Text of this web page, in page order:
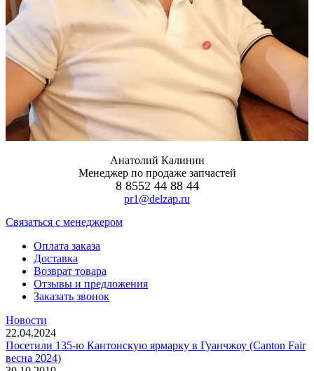
Анатолий Калинин
Менеджер по продаже запчастей
8 8552 44 88 44
pr1@delzap.ru
Cвязаться с менеджером
Оплата заказа
Доставка
Возврат товара
Отзывы и предложения
Заказать звонок
Новости
22.04.2024
Посетили 135-ю Кантонскую ярмарку в Гуанчжоу (Canton Fair
весна 2024)